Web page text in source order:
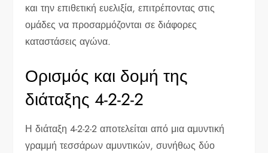
και την επιθετική ευελιξία, επιτρέποντας στις
ομάδες να προσαρμόζονται σε διάφορες
καταστάσεις αγώνα.
Ορισμός και δομή της
διάταξης 4-2-2-2
Η διάταξη 4-2-2-2 αποτελείται από μια αμυντική
γραμμή τεσσάρων αμυντικών, συνήθως δύο